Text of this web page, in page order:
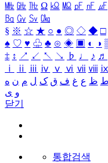
㎒ ㎓ ㎔ Ω ㏀ ㏁ ㎊ ㎋ ㎌
㏃ ㏉ ㏜ ㏆
§ ※ ☆ ★ ○ ● ◎ ◇ ◆ □
♠ ♡ ♥ ♧ ♣ ⊙ ◈ ▣ ◐ ◑
‡ ↕ ↗ ↙ ↖ ↘ ♭ ♩ ♪ ♬
ⅰ
ⅱ ⅲ ⅳ ⅴ ⅵ ⅶ ⅷ ⅸ
ط ظ ع غ ف ق ک ل م ن ه
و ی
닫기
통합검색